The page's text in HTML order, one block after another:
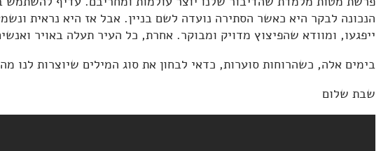
הנכונה לבקר היא כאשר הסתירה נועדה לשם בניין. אבל אז היא נראית
ייפגעו, ומוודא שהפיצוץ מדויק ומבוקר. אחרת, כל העיר תעלה באויר
בימים אלה, כשהרוחות סוערות, כדאי לבחון את סוג המילים שיוצרות לנו
שבת שלום